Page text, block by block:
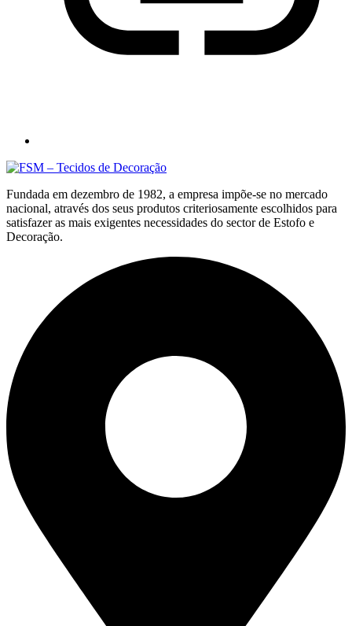
Fundada em dezembro de 1982, a empresa impõe-se no mercado
nacional, através dos seus produtos criteriosamente escolhidos para
satisfazer as mais exigentes necessidades do sector de Estofo e
Decoração.